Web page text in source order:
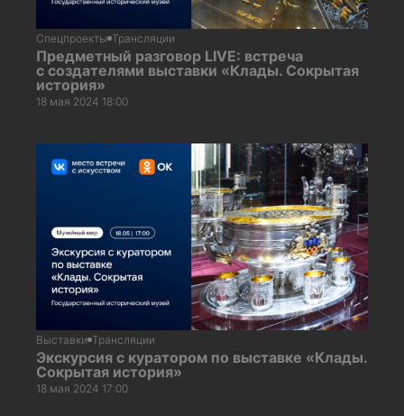
Спецпроекты Трансляции
Предметный разговор LIVE: встреча
с создателями выставки «Клады. Сокрытая
история»
18 мая 2024 18:00
Выставки Трансляции
Экскурсия с куратором по выставке «Клады.
Сокрытая история»
18 мая 2024 17:00